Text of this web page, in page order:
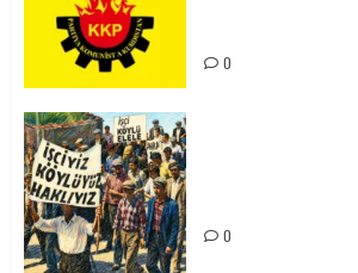
0
0